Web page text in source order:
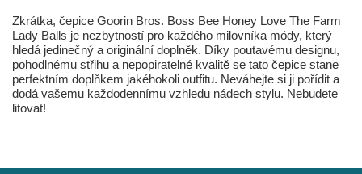
Zkrátka, čepice Goorin Bros. Boss Bee Honey Love The Farm
Lady Balls je nezbytností pro každého milovníka módy, který
hledá jedinečný a originální doplněk. Díky poutavému designu,
pohodlnému střihu a nepopiratelné kvalitě se tato čepice stane
perfektním doplňkem jakéhokoli outfitu. Neváhejte si ji pořídit a
dodá vašemu každodennímu vzhledu nádech stylu. Nebudete
litovat!